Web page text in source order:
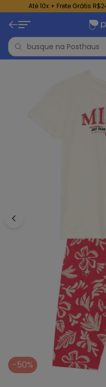
Até 10x + Frete Grátis
-50%